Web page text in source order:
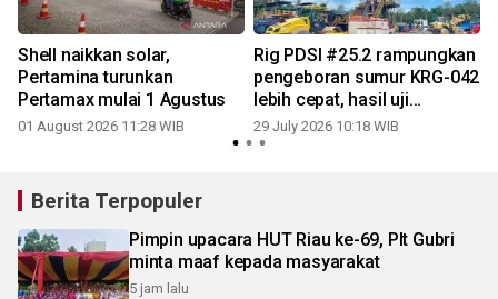
Shell naikkan solar,
Pertamina turunkan
Pertamax mulai 1 Agustus
01 August 2026 11:28 WIB
Rig PDSI #25.2 rampungkan
pengeboran sumur KRG-042
lebih cepat, hasil uji
produksi capai 777 BOPD
29 July 2026 10:18 WIB
Berita Terpopuler
Pimpin upacara HUT Riau ke-69, Plt Gubri
minta maaf kepada masyarakat
5 jam lalu